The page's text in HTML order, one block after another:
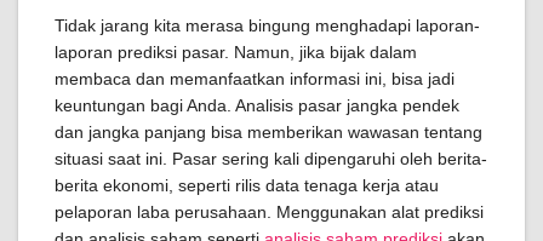
Tidak jarang kita merasa bingung menghadapi laporan-
laporan prediksi pasar. Namun, jika bijak dalam
membaca dan memanfaatkan informasi ini, bisa jadi
keuntungan bagi Anda. Analisis pasar jangka pendek
dan jangka panjang bisa memberikan wawasan tentang
situasi saat ini. Pasar sering kali dipengaruhi oleh berita-
berita ekonomi, seperti rilis data tenaga kerja atau
pelaporan laba perusahaan. Menggunakan alat prediksi